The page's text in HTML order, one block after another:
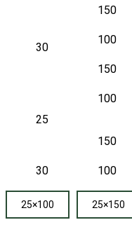
150
30
100
150
25
100
150
30
100
25×100 25×150